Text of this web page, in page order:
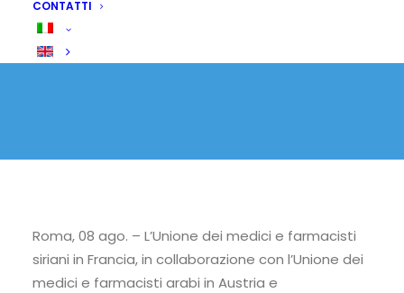
CONTATTI
Roma, 08 ago. – L’Unione dei medici e farmacisti
siriani in Francia, in collaborazione con l’Unione dei
medici e farmacisti arabi in Austria e